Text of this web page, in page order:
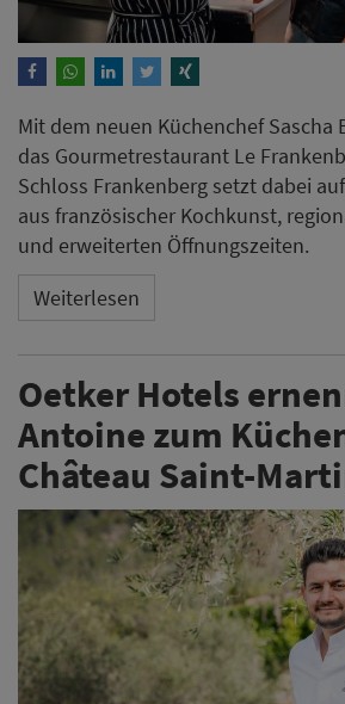
Mit dem neuen Küchenchef
das Gourmetrestaurant Le
Schloss Frankenberg setzt dabei
aus französischer Kochkunst,
und erweiterten Öffnungszeiten.
Weiterlesen
Oetker Hotels
Antoine zum
Château Saint-